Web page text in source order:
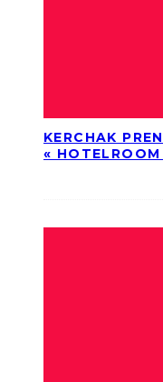
KERCHAK
« HOTELROOM